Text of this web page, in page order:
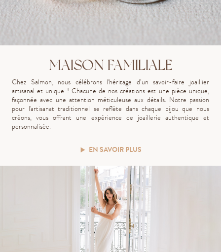
MAISON FAMILIALE
Chez Salmon, nous célébrons l'héritage d’un savoir-faire joaillier
artisanal et unique ! Chacune de nos créations est une pièce unique,
façonnée avec une attention méticuleuse aux détails. Notre passion
pour l'artisanat traditionnel se reflète dans chaque bijou que nous
créons, vous offrant une expérience de joaillerie authentique et
personnalisée.
EN SAVOIR PLUS